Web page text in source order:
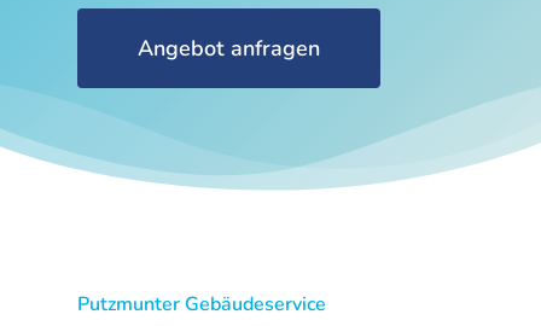
Angebot anfragen
Putzmunter Gebäudeservice